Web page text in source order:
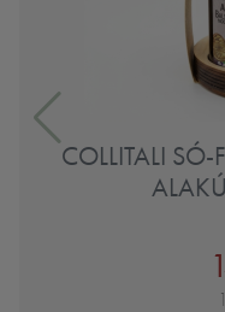
COLLITALI SÓ-